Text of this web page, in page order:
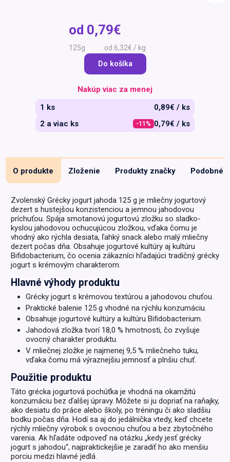
Darčekové
poukazy
Recepty
od 0,79€
125g od 6,32€ / kg
Do košíka
Nakúp viac za menej
1 ks
0,89€ / ks
2 a viac ks
-11% 0,79€ / ks
O produkte Zloženie Produkty značky Podobné
Zvolenský Grécky jogurt jahoda 125 g je mliečny jogurtový
dezert s hustejšou konzistenciou a jemnou jahodovou
príchuťou. Spája smotanovú jogurtovú zložku so sladko-
kyslou jahodovou ochucujúcou zložkou, vďaka čomu je
vhodný ako rýchla desiata, ľahký snack alebo malý mliečny
dezert počas dňa. Obsahuje jogurtové kultúry aj kultúru
Bifidobacterium, čo ocenia zákazníci hľadajúci tradičný grécky
jogurt s krémovým charakterom.
Hlavné výhody produktu
Grécky jogurt s krémovou textúrou a jahodovou chuťou.
Praktické balenie 125 g vhodné na rýchlu konzumáciu.
Obsahuje jogurtové kultúry a kultúru Bifidobacterium.
Jahodová zložka tvorí 18,0 % hmotnosti, čo zvyšuje
ovocný charakter produktu.
V mliečnej zložke je najmenej 9,5 % mliečneho tuku,
vďaka čomu má výraznejšiu jemnosť a plnšiu chuť.
Použitie produktu
Táto grécka jogurtová pochúťka je vhodná na okamžitú
konzumáciu bez ďalšej úpravy. Môžete si ju dopriať na raňajky,
ako desiatu do práce alebo školy, po tréningu či ako sladšiu
bodku počas dňa. Hodí sa aj do jedálnička vtedy, keď chcete
rýchly mliečny výrobok s ovocnou chuťou a bez zbytočného
varenia. Ak hľadáte odpoveď na otázku „kedy jesť grécky
jogurt s jahodou“, najpraktickejšie je zaradiť ho ako menšiu
porciu medzi hlavné jedlá.